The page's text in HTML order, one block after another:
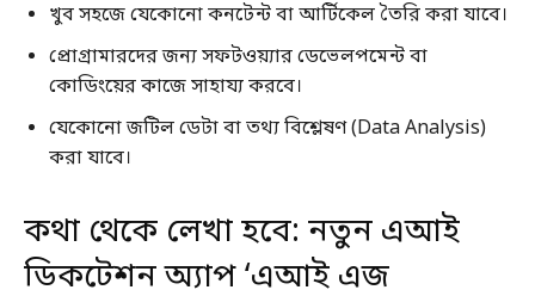
খুব সহজে যেকোনো কনটেন্ট বা আর্টিকেল তৈরি করা যাবে।
প্রোগ্রামারদের জন্য সফটওয়্যার ডেভেলপমেন্ট বা
কোডিংয়ের কাজে সাহায্য করবে।
যেকোনো জটিল ডেটা বা তথ্য বিশ্লেষণ (Data Analysis)
করা যাবে।
কথা থেকে লেখা হবে: নতুন এআই
ডিকটেশন অ্যাপ ‘এআই এজ